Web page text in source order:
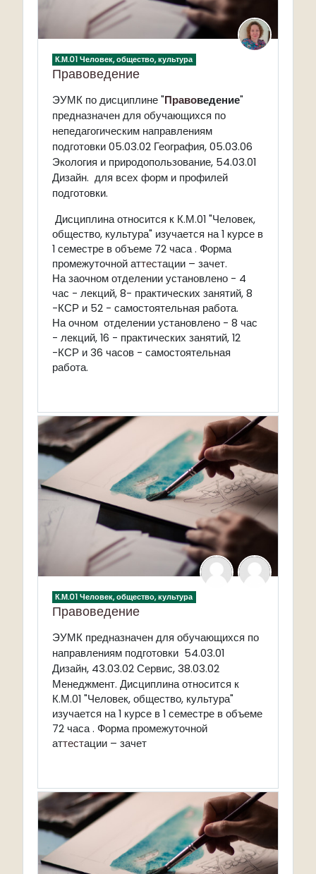
К.М.01 Человек, общество, культура
Правоведение
ЭУМК по дисциплине "Правоведение"
предназначен для обучающихся по
непедагогическим направлениям
подготовки 05.03.02 География, 05.03.06
Экология и природопользование, 54.03.01
Дизайн. для всех форм и профилей
подготовки.
Дисциплина относится к К.М.01 "Человек,
общество, культура" изучается на 1 курсе в
1 семестре в объеме 72 часа . Форма
промежуточной аттестации – зачет.
На заочном отделении установлено - 4
час - лекций, 8- практических занятий, 8
-КСР и 52 - самостоятельная работа.
На очном отделении установлено - 8 час
- лекций, 16 - практических занятий, 12
-КСР и 36 часов - самостоятельная
работа.
К.М.01 Человек, общество, культура
Правоведение
ЭУМК предназначен для обучающихся по
направлениям подготовки 54.03.01
Дизайн, 43.03.02 Сервис,38.03.02
Менеджмент. Дисциплина относится к
К.М.01 "Человек, общество, культура"
изучается на 1 курсе в 1 семестре в объеме
72 часа . Форма промежуточной
аттестации – зачет